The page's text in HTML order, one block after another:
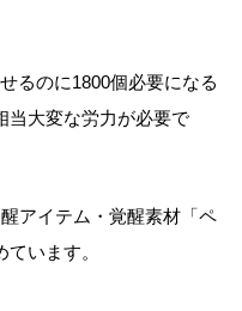
るのに1800個必要になる
当大変な労力が必要で
アイテム・覚醒素材「ペ
います。